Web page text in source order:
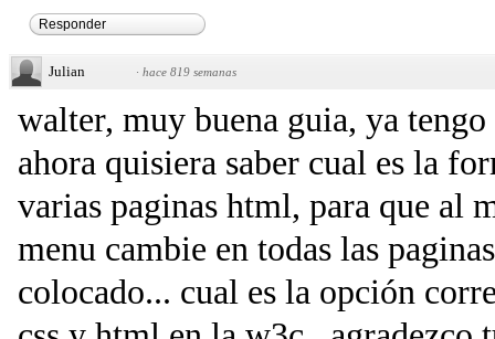
Responder
Julian · hace 819 semanas
walter, muy buena guia, ya
ahora quisiera saber cual es la
varias paginas html, para que al
menu cambie en todas las
colocado... cual es la opción